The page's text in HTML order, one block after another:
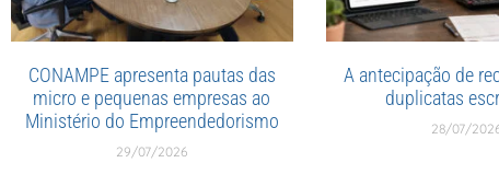
CONAMPE apresenta pautas das
micro e pequenas empresas ao
Ministério do Empreendedorismo
29/07/2026
A antecipação de
duplicatas
28/07/